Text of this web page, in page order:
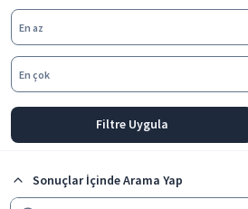
En az
En çok
Filtre Uygula
Sonuçlar İçinde Arama Yap